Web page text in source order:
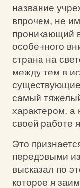
название
впрочем, не
проникающий
особенного
страна на
между тем в
существующие
самый
характером, а
своей работе
Это
передовыми
высказал по
которое я